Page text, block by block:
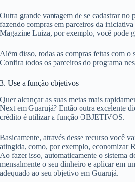
Outra grande vantagem de se cadastrar no
fazendo compras em parceiros da
Magazine Luiza, por exemplo, você pode
Além disso, todas as compras feitas com o
Confira todos os parceiros do programa
3. Use a função objetivos
Quer alcançar as suas metas mais
Next em Guarujá? Então outra excelente
crédito é utilizar a função OBJETIVOS.
Basicamente, através desse recurso você
atingida, como, por exemplo, economizar
Ao fazer isso, automaticamente o sistema
mensalmente o seu dinheiro e aplicar em
adequado ao seu objetivo em Guarujá.